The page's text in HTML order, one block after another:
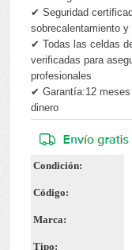
✔ Seguridad
sobrecalentamiento y
✔ Todas las celdas
verificadas para
profesionales
✔ Garantía:12
dinero
Condición:
Código:
Marca:
Tipo: